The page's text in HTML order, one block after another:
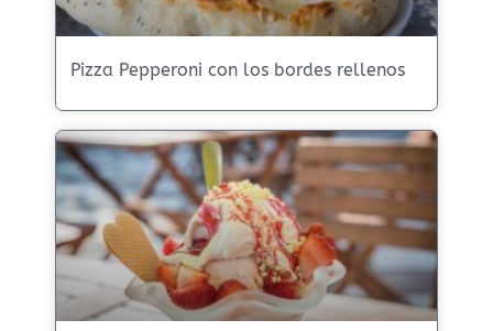
Pizza Pepperoni con los bordes rellenos